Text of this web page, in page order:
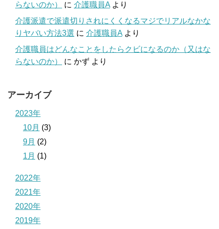
らないのか）
に 介護職員A より
介護派遣で派遣切りされにくくなるマジでリアルなかな
りヤバい方法3選 に 介護職員A より
介護職員はどんなことをしたらクビになるのか（又はな
らないのか）
に かず より
アーカイブ
2023年
10月 (3)
9月 (2)
1月 (1)
2022年
2021年
2020年
2019年